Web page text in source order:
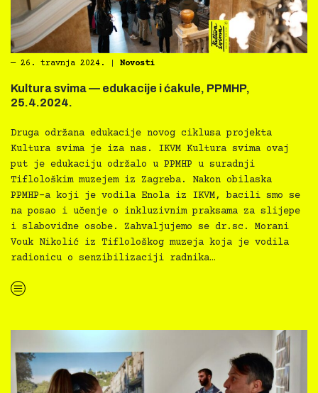
― 26. travnja 2024. Novosti
Kultura svima — edukacije i ćakule, PPMHP,
25.4.2024.
Druga održana edukacije novog ciklusa projekta
Kultura svima je iza nas. IKVM Kultura svima ovaj
put je edukaciju održalo u PPMHP u suradnji
Tiflološkim muzejem iz Zagreba. Nakon obilaska
PPMHP-a koji je vodila Enola iz IKVM, bacili smo se
na posao i učenje o inkluzivnim praksama za slijepe
i slabovidne osobe. Zahvaljujemo se dr.sc. Morani
Vouk Nikolić iz Tiflološkog muzeja koja je vodila
radionicu o senzibilizaciji radnika…
“Kultura svima — edukacije i ćakule, PPMHP, 25.4.2024.”